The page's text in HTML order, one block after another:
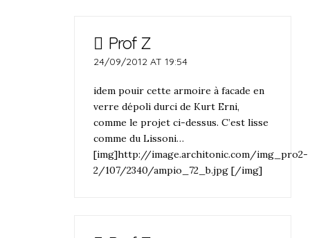
Prof Z
24/09/2012 AT 19:54
idem pouir cette armoire à facade en
verre dépoli durci de Kurt Erni,
comme le projet ci-dessus. C’est lisse
comme du Lissoni…
[img]http://image.architonic.com/img_pro2-
2/107/2340/ampio_72_b.jpg [/img]